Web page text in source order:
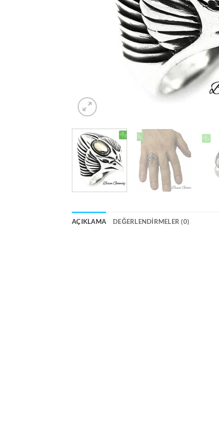
AÇIKLAMA DEĞERLENDIRMELER (0)